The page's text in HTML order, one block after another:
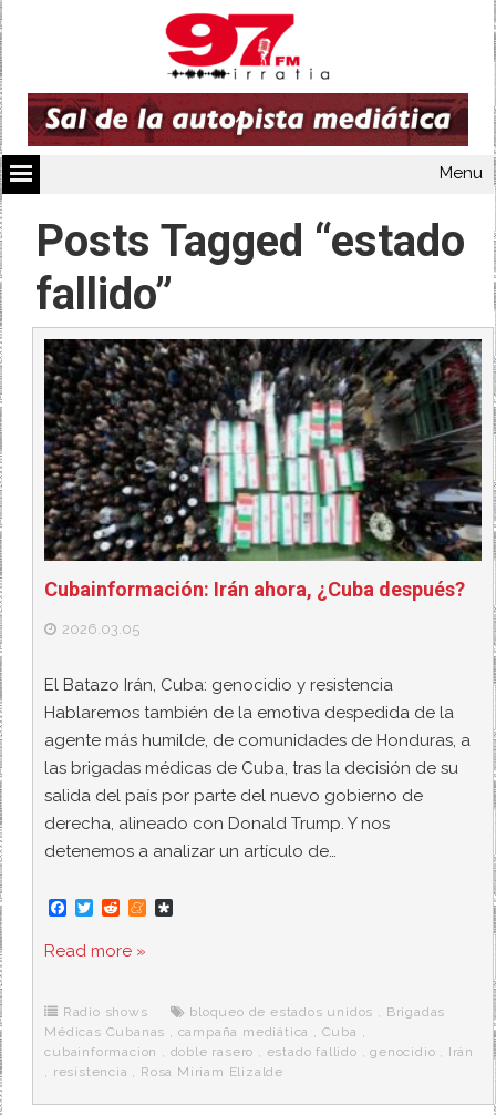
Menu
Posts Tagged “estado
fallido”
Cubainformación: Irán ahora, ¿Cuba después?
2026.03.05
El Batazo Irán, Cuba: genocidio y resistencia
Hablaremos también de la emotiva despedida de la
agente más humilde, de comunidades de Honduras, a
las brigadas médicas de Cuba, tras la decisión de su
salida del país por parte del nuevo gobierno de
derecha, alineado con Donald Trump. Y nos
detenemos a analizar un artículo de…
F
c
e
o
k
T
i
t
r
R
d
d
M
e
r
a
Read more »
Radio shows bloqueo de estados unidos , Brigadas
Médicas Cubanas , campaña mediática , Cuba ,
cubainformacion , doble rasero , estado fallido ,genocidio , Irán
, resistencia , Rosa Miriam Elizalde